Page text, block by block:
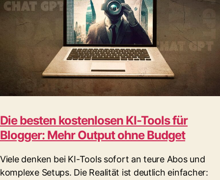
Die besten kostenlosen KI-Tools für
Blogger: Mehr Output ohne Budget
Viele denken bei KI-Tools sofort an teure Abos und
komplexe Setups. Die Realität ist deutlich einfacher: